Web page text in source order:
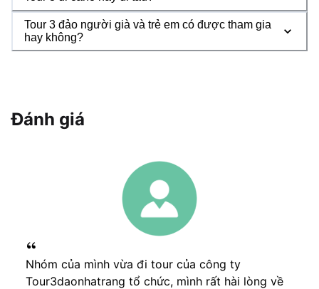
Tour 3 đảo người già và trẻ em có được tham gia
hay không?
Đánh giá
Nhóm của mình vừa đi tour của công ty
Tour3daonhatrang tổ chức, mình rất hài lòng về